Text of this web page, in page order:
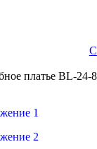
платье BL-24-